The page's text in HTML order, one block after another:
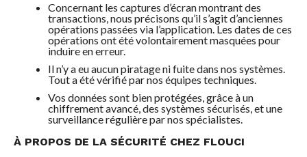
Concernant les captures d’écran montrant des
transactions, nous précisons qu’il s’agit d’anciennes
opérations passées via l’application. Les dates de ces
opérations ont été volontairement masquées pour
induire en erreur.
Il n’y a eu aucun piratage ni fuite dans nos systèmes.
Tout a été vérifié par nos équipes techniques.
Vos données sont bien protégées, grâce à un
chiffrement avancé, des systèmes sécurisés, et une
surveillance régulière par nos spécialistes.
À PROPOS DE LA SÉCURITÉ CHEZ FLOUCI